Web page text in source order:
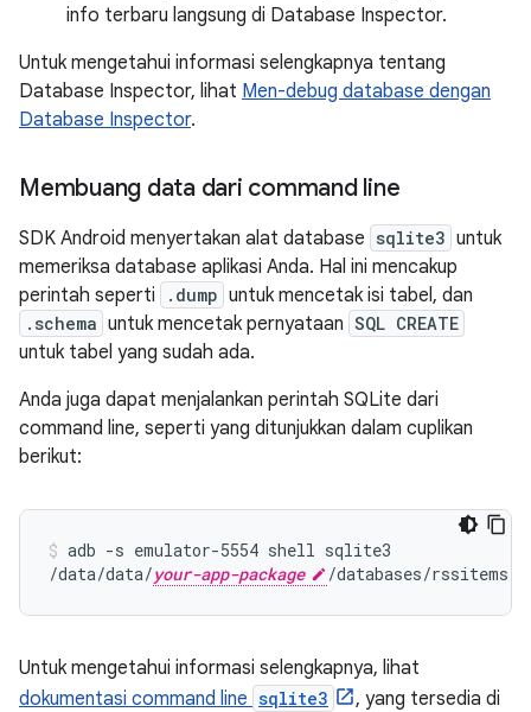
info terbaru langsung di Database Inspector.
Untuk mengetahui informasi selengkapnya tentang
Database Inspector, lihat Men-debug database dengan
Database Inspector.
Membuang data dari command line
SDK Android menyertakan alat database sqlite3 untuk
memeriksa database aplikasi Anda. Hal ini mencakup
perintah seperti
.dump untuk mencetak isi tabel, dan
.schema untuk mencetak pernyataan SQL CREATE
untuk tabel yang sudah ada.
Anda juga dapat menjalankan perintah SQLite dari
command line, seperti yang ditunjukkan dalam cuplikan
berikut:
adb -s emulator-5554 shell sqlite3
/data/data/your-app-package /databases/
Untuk mengetahui informasi selengkapnya, lihat
dokumentasi command line sqlite3
, yang tersedia di